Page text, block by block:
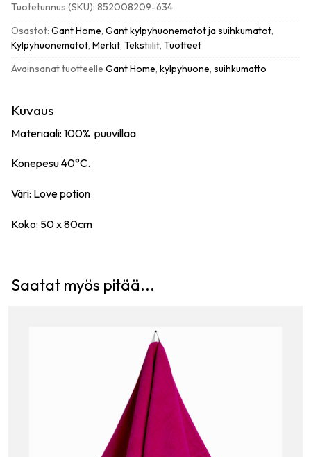
50x80cm,
love
potion
Tuotetunnus (SKU): 852008209-634
Osastot: Gant Home, Gant kylpyhuonematot ja suihkumatot,
Kylpyhuonematot, Merkit, Tekstiilit, Tuotteet
Avainsanat tuotteelle Gant Home, kylpyhuone, suihkumatto
Kuvaus
Materiaali: 100% puuvillaa
Konepesu 40°C.
Väri: Love potion
Koko: 50 x 80cm
Saatat myös pitää...